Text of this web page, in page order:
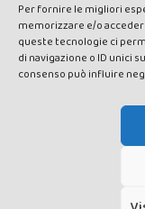
Per fornire le migliori
memorizzare e/o
queste tecnologie ci
di navigazione o ID unici
consenso può influire
rights reserved -
autorizzazione n°1
Cacace - E-mail: